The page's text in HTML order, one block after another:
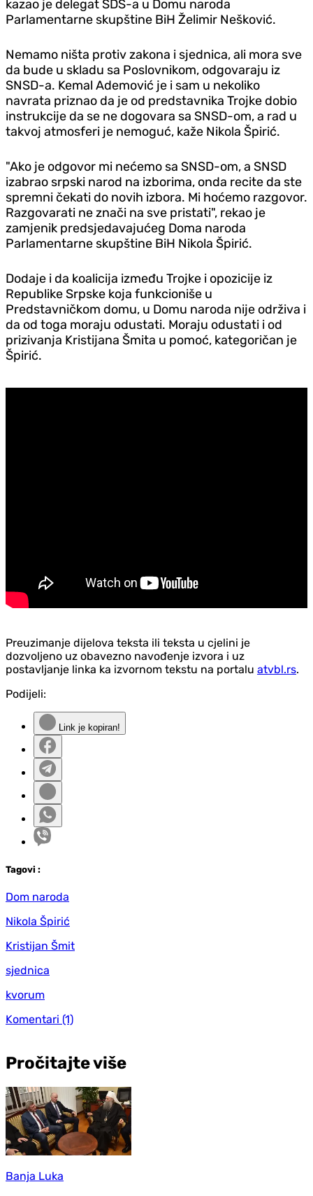
kazao je delegat SDS-a u Domu naroda
Parlamentarne skupštine BiH Želimir Nešković.
Nemamo ništa protiv zakona i sjednica, ali mora sve
da bude u skladu sa Poslovnikom, odgovaraju iz
SNSD-a. Kemal Ademović je i sam u nekoliko
navrata priznao da je od predstavnika Trojke dobio
instrukcije da se ne dogovara sa SNSD-om, a rad u
takvoj atmosferi je nemoguć, kaže Nikola Špirić.
"Ako je odgovor mi nećemo sa SNSD-om, a SNSD
izabrao srpski narod na izborima, onda recite da ste
spremni čekati do novih izbora. Mi hoćemo razgovor.
Razgovarati ne znači na sve pristati", rekao je
zamjenik predsjedavajućeg Doma naroda
Parlamentarne skupštine BiH Nikola Špirić.
Dodaje i da koalicija između Trojke i opozicije iz
Republike Srpske koja funkcioniše u
Predstavničkom domu, u Domu naroda nije održiva i
da od toga moraju odustati. Moraju odustati i od
prizivanja Kristijana Šmita u pomoć, kategoričan je
Špirić.
Preuzimanje dijelova teksta ili teksta u cjelini je
dozvoljeno uz obavezno navođenje izvora i uz
postavljanje linka ka izvornom tekstu na portalu atvbl.rs.
Podijeli:
Link je kopiran!
Tagovi :
Dom naroda
Nikola Špirić
Kristijan Šmit
sjednica
kvorum
Komentari (1)
Pročitajte više
Banja Luka